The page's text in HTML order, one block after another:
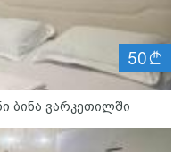
50
ბინა ვარკეთილში